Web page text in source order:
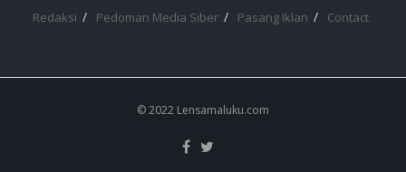
Redaksi Pedoman Media Siber Pasang Iklan Contact
© 2022 Lensamaluku.com